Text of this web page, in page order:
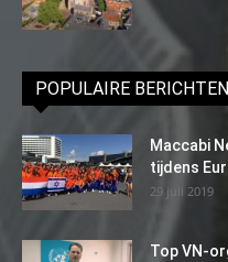
POPULAIRE BERICHTEN
Maccabi
tijdens
29 juli 2019
Top VN-